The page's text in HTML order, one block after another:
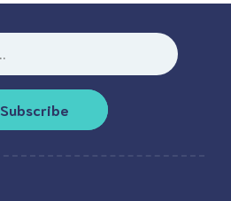
Subscribe